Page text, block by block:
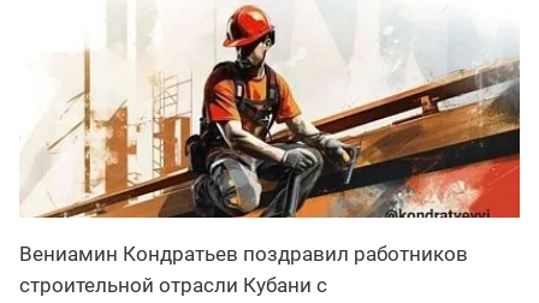
Вениамин Кондратьев поздравил работников
строительной отрасли Кубани с